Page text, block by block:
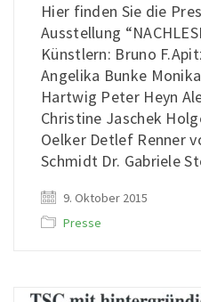
Hier finden Sie die
Ausstellung
Künstlern: Bruno
Angelika Bunke
Hartwig Peter Heyn
Christine Jaschek
Oelker Detlef Renner
Schmidt Dr. Gabriele
9. Oktober 2015
Presse